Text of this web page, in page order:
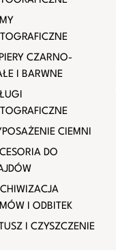
CZARNO-
I BARWNE
CIEMNI
DO
I ODBITEK
I CZYSZCZENIE